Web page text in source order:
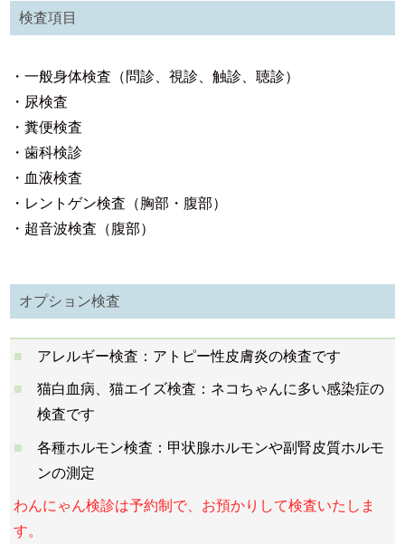
検査項目
・一般身体検査（問診、視診、触診、聴診）
・尿検査
・糞便検査
・歯科検診
・血液検査
・レントゲン検査（胸部・腹部）
・超音波検査（腹部）
オプション検査
アレルギー検査：アトピー性皮膚炎の検査です
猫白血病、猫エイズ検査：ネコちゃんに多い感染症の
検査です
各種ホルモン検査：甲状腺ホルモンや副腎皮質ホルモ
ンの測定
わんにゃん検診は予約制で、お預かりして検査いたしま
す。